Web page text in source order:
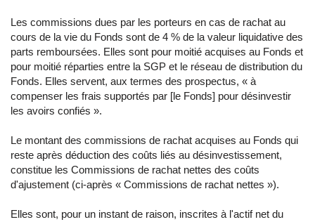
Les commissions dues par les porteurs en cas de rachat au
cours de la vie du Fonds sont de 4 % de la valeur liquidative des
parts remboursées. Elles sont pour moitié acquises au Fonds et
pour moitié réparties entre la SGP et le réseau de distribution du
Fonds. Elles servent, aux termes des prospectus, « à
compenser les frais supportés par [le Fonds] pour désinvestir
les avoirs confiés ».
Le montant des commissions de rachat acquises au Fonds qui
reste après déduction des coûts liés au désinvestissement,
constitue les Commissions de rachat nettes des coûts
d'ajustement (ci-après « Commissions de rachat nettes »).
Elles sont, pour un instant de raison, inscrites à l'actif net du